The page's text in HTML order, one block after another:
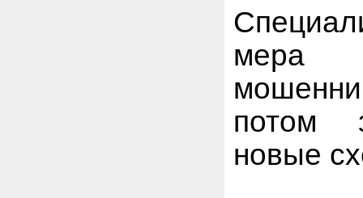
мера
потом
новые